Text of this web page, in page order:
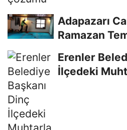
Adapazarı
Ramazan
Erenler
İlçedeki